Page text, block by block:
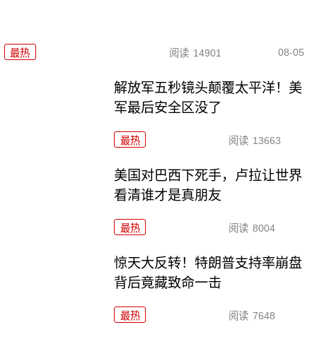
最热 阅读 14901 08-05
解放军五秒镜头颠覆太平洋！美
军最后安全区没了
最热 阅读 13663
美国对巴西下死手，卢拉让世界
看清谁才是真朋友
最热 阅读 8004
惊天大反转！特朗普支持率崩盘
背后竟藏致命一击
最热 阅读 7648